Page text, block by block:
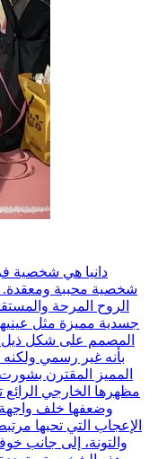
دانيا هي شخصية
الروح المرحة
جسدية مميزة مثل
المصمم على شكل
بأنه غير رسمي
المميز المقترن
مظهرها الخارجي
وضعفها خلف واجهة
الإعجاب التي تحبها
والتونة، إلى جانب